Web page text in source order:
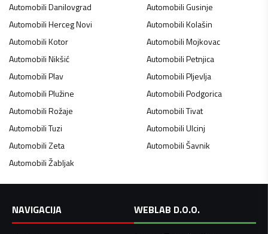
AutomobiliDanilovgrad AutomobiliGusinje
AutomobiliHerceg Novi AutomobiliKolašin
AutomobiliKotor AutomobiliMojkovac
AutomobiliNikšić AutomobiliPetnjica
AutomobiliPlav AutomobiliPljevlja
AutomobiliPlužine AutomobiliPodgorica
AutomobiliRožaje AutomobiliTivat
AutomobiliTuzi AutomobiliUlcinj
AutomobiliZeta AutomobiliŠavnik
AutomobiliŽabljak
NAVIGACIJA
WEBLAB D.O.O.